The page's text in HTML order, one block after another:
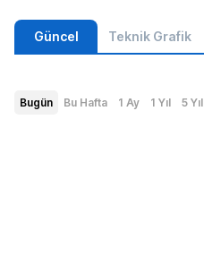
Güncel Teknik Grafik
Bugün Bu Hafta 1 Ay 1 Yıl 5 Yıl